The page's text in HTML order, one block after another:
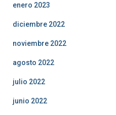
enero 2023
diciembre 2022
noviembre 2022
agosto 2022
julio 2022
junio 2022